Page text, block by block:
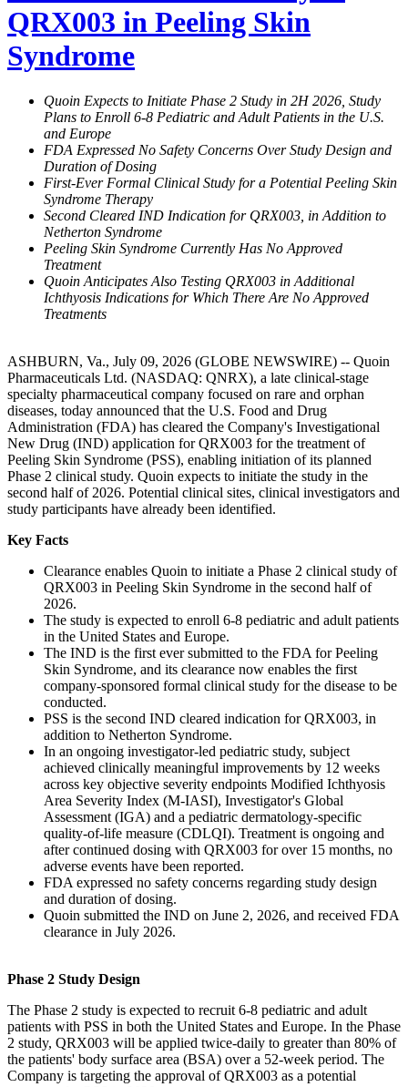
QRX003 in Peeling Skin
Syndrome
Quoin Expects to Initiate Phase 2 Study in 2H 2026, Study
Plans to Enroll 6-8 Pediatric and Adult Patients in the U.S.
and Europe
FDA Expressed No Safety Concerns Over Study Design and
Duration of Dosing
First-Ever Formal Clinical Study for a Potential Peeling Skin
Syndrome Therapy
Second Cleared IND Indication for QRX003, in Addition to
Netherton Syndrome
Peeling Skin Syndrome Currently Has No Approved
Treatment
Quoin Anticipates Also Testing QRX003 in Additional
Ichthyosis Indications for Which There Are No Approved
Treatments
ASHBURN, Va., July 09, 2026 (GLOBE NEWSWIRE) -- Quoin
Pharmaceuticals Ltd. (NASDAQ: QNRX), a late clinical-stage
specialty pharmaceutical company focused on rare and orphan
diseases, today announced that the U.S. Food and Drug
Administration (FDA) has cleared the Company's Investigational
New Drug (IND) application for QRX003 for the treatment of
Peeling Skin Syndrome (PSS), enabling initiation of its planned
Phase 2 clinical study. Quoin expects to initiate the study in the
second half of 2026. Potential clinical sites, clinical investigators and
study participants have already been identified.
Key Facts
Clearance enables Quoin to initiate a Phase 2 clinical study of
QRX003 in Peeling Skin Syndrome in the second half of
2026.
The study is expected to enroll 6-8 pediatric and adult patients
in the United States and Europe.
The IND is the first ever submitted to the FDA for Peeling
Skin Syndrome, and its clearance now enables the first
company-sponsored formal clinical study for the disease to be
conducted.
PSS is the second IND cleared indication for QRX003, in
addition to Netherton Syndrome.
In an ongoing investigator-led pediatric study, subject
achieved clinically meaningful improvements by 12 weeks
across key objective severity endpoints Modified Ichthyosis
Area Severity Index (M-IASI), Investigator's Global
Assessment (IGA) and a pediatric dermatology-specific
quality-of-life measure (CDLQI). Treatment is ongoing and
after continued dosing with QRX003 for over 15 months, no
adverse events have been reported.
FDA expressed no safety concerns regarding study design
and duration of dosing.
Quoin submitted the IND on June 2, 2026, and received FDA
clearance in July 2026.
Phase 2 Study Design
The Phase 2 study is expected to recruit 6-8 pediatric and adult
patients with PSS in both the United States and Europe. In the Phase
2 study, QRX003 will be applied twice-daily to greater than 80% of
the patients' body surface area (BSA) over a 52-week period. The
Company is targeting the approval of QRX003 as a potential